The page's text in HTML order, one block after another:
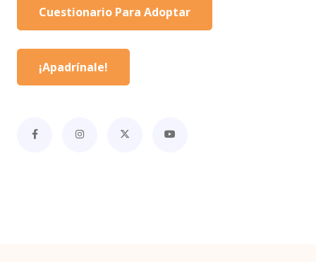
Cuestionario Para Adoptar
¡Apadrínale!